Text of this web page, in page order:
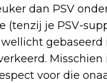
dan PSV
je PSV-
gebaseerd
voor die